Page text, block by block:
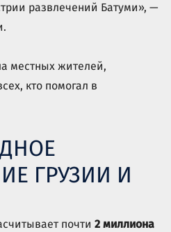
развлечений Батуми», —
местных жителей,
кто помогал в
ГРУЗИИ И
почти 2 миллиона